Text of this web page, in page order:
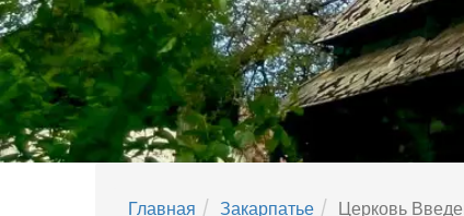
Главная Закарпатье Церковь